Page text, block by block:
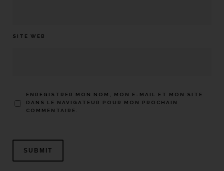
SITE WEB
ENREGISTRER MON NOM, MON E-MAIL ET MON SITE
DANS LE NAVIGATEUR POUR MON PROCHAIN
COMMENTAIRE.